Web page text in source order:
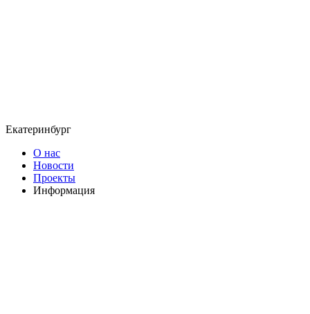
Екатеринбург
О нас
Новости
Проекты
Информация